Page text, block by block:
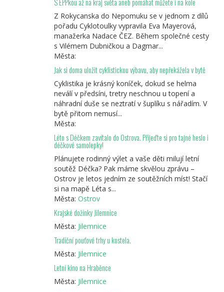
S EPPkou až na kraj světa aneb pomáhat můžete i na kole
Z Rokycanska do Nepomuku se v jednom z dílů
pořadu Cyklotoulky vypravila Eva Mayerová,
manažerka Nadace ČEZ. Během společné cesty
s Vilémem Dubničkou a Dagmar...
Města:
Jak si doma uložit cyklistickou výbavu, aby nepřekážela v bytě
Cyklistika je krásný koníček, dokud se helma
neválí v předsíni, tretry neschnou u topení a
náhradní duše se neztratí v šuplíku s nářadím. V
bytě přitom nemusí...
Města:
Léto s Déčkem zavítalo do Ostrova. Přijeďte si pro tajné heslo i
déčkové samolepky!
Plánujete rodinný výlet a vaše děti milují letní
soutěž Déčka? Pak máme skvělou zprávu –
Ostrov je letos jedním ze soutěžních míst! Stačí
si na mapě Léta s...
Města: Ostrov
Krajské dožínky Jilemnice
Města: Jilemnice
Tradiční pouťové trhy u kostela.
Města: Jilemnice
Letní kino na Hraběnce
Města: Jilemnice